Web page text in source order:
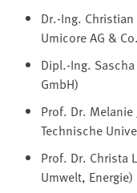
Dr.-Ing.
Umicore AG &
Dipl.-Ing.
GmbH)
Prof. Dr. Melanie
Technische
Prof. Dr. Christa
Umwelt, Energie)